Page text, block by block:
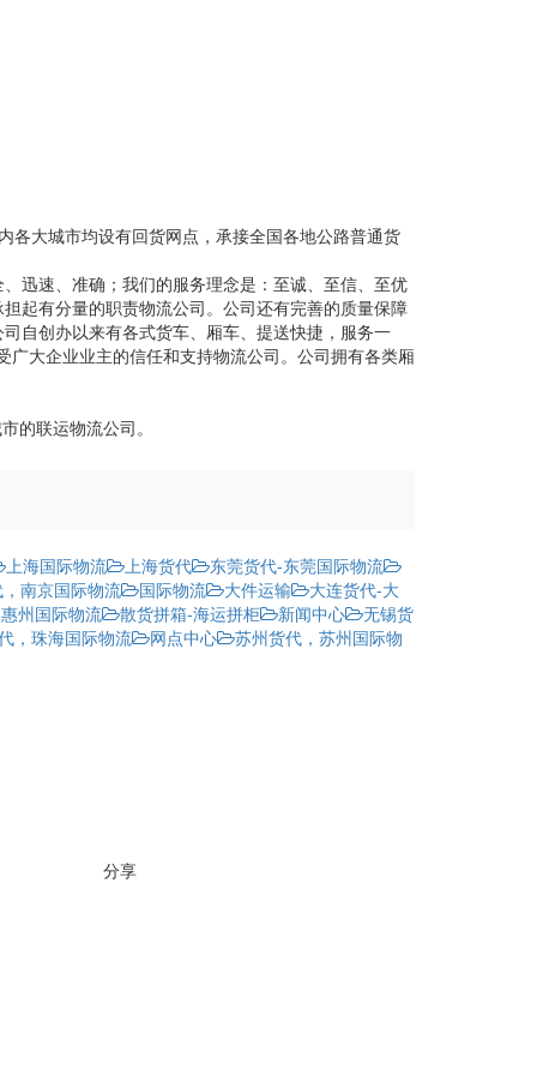
各大城市均设有回货网点，承接全国各地公路普通货
迅速、准确；我们的服务理念是：至诚、至信、至优
起有分量的职责物流公司。公司还有完善的质量保障
自创办以来有各式货车、厢车、提送快捷，服务一
广大企业业主的信任和支持物流公司。公司拥有各类厢
的联运物流公司。
上海国际物流 上海货代
东莞货代-东莞国际物流
南京国际物流
国际物流 大件运输
大连货代-大
州国际物流
散货拼箱-海运拼柜 新闻中心
无锡货
，珠海国际物流
网点中心 苏州货代，苏州国际物
分享